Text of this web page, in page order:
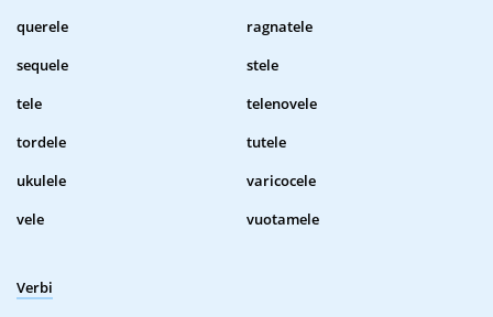
querele
ragnatele
sequele
stele
tele
telenovele
tordele
tutele
ukulele
varicocele
vele
vuotamele
Verbi